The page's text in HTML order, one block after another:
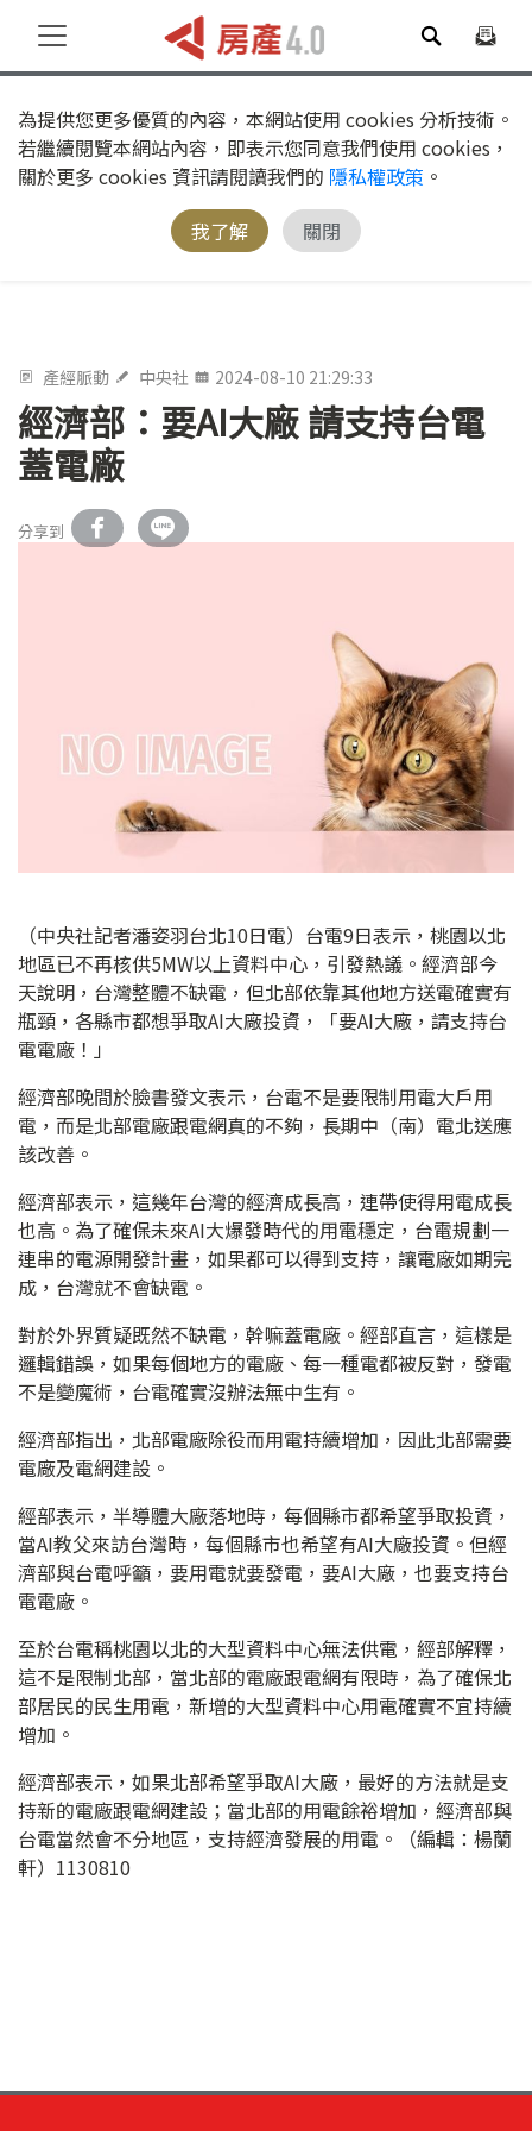
為提供您更多優質的內容，本網站使用 cookies 分析技術。
若繼續閱覽本網站內容，即表示您同意我們使用 cookies，
關於更多 cookies 資訊請閱讀我們的 隱私權政策 。
我了解
關閉
產經脈動 中央社 2024-08-10 21:29:33
經濟部：要AI大廠 請支持台電
蓋電廠
分享到
（中央社記者潘姿羽台北10日電）台電9日表示，桃園以北
地區已不再核供5MW以上資料中心，引發熱議。經濟部今
天說明，台灣整體不缺電，但北部依靠其他地方送電確實有
瓶頸，各縣市都想爭取AI大廠投資，「要AI大廠，請支持台
電電廠！」
經濟部晚間於臉書發文表示，台電不是要限制用電大戶用
電，而是北部電廠跟電網真的不夠，長期中（南）電北送應
該改善。
經濟部表示，這幾年台灣的經濟成長高，連帶使得用電成長
也高。為了確保未來AI大爆發時代的用電穩定，台電規劃一
連串的電源開發計畫，如果都可以得到支持，讓電廠如期完
成，台灣就不會缺電。
對於外界質疑既然不缺電，幹嘛蓋電廠。經部直言，這樣是
邏輯錯誤，如果每個地方的電廠、每一種電都被反對，發電
不是變魔術，台電確實沒辦法無中生有。
經濟部指出，北部電廠除役而用電持續增加，因此北部需要
電廠及電網建設。
經部表示，半導體大廠落地時，每個縣市都希望爭取投資，
當AI教父來訪台灣時，每個縣市也希望有AI大廠投資。但經
濟部與台電呼籲，要用電就要發電，要AI大廠，也要支持台
電電廠。
至於台電稱桃園以北的大型資料中心無法供電，經部解釋，
這不是限制北部，當北部的電廠跟電網有限時，為了確保北
部居民的民生用電，新增的大型資料中心用電確實不宜持續
增加。
經濟部表示，如果北部希望爭取AI大廠，最好的方法就是支
持新的電廠跟電網建設；當北部的用電餘裕增加，經濟部與
台電當然會不分地區，支持經濟發展的用電。（編輯：楊蘭
軒）1130810